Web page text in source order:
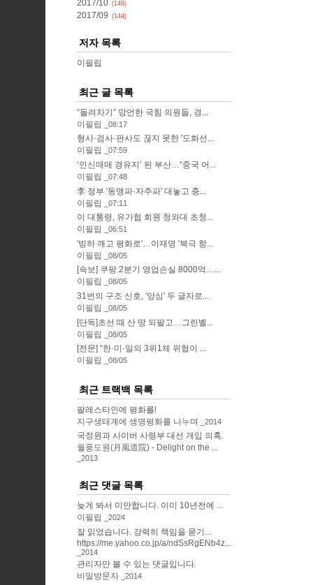
2017/10 (149)
2017/09 (144)
저자 목록
이필립
최근 글 목록
“돌려차기” 망언한 국힘 의원들, 경...
이필립
08:17
형사·검사·판사도 끊지 못한 '도화선...
이필립
07:59
‘인신매매 경유지’ 된 부산…“중국 어...
이필립
07:48
李 정부 '동맹파·자주파' 대놓고 충...
이필립
07:11
이 대통령, 유가협 회원 청와대 초청...
이필립
06:51
'빙하 깨고 평화로'…이재명 '북극 항...
이필립
08/05
[속보] 쿠팡 2분기 영업손실 8000억…...
이필립
08/05
31번의 구조 신호, '앙심' 두 글자로...
이필립
08/05
[단독]초선 때 산 땅 되팔고…그린벨...
이필립
08/05
[전문] “한·미·일의 3위1체 위협이 ...
이필립
08/05
최근 트랙백 목록
팔레스타인에 평화를!
지구생태계에 생명평화를 나누며
2014
국정원과 사이버 사령부 대선 개입 의혹.
월풍도원(月風道院) - Delight on the ...
2013
최근 댓글 목록
늦게 봐서 미안합니다. 이미 10년전에 ...
이필립
2024
잘 읽었습니다. 강력히 책임을 묻기...
https://me.yahoo.co.jp/a/ndSsRgENb4z...
2014
관리자만 볼 수 있는 댓글입니다.
비밀방문자
2014